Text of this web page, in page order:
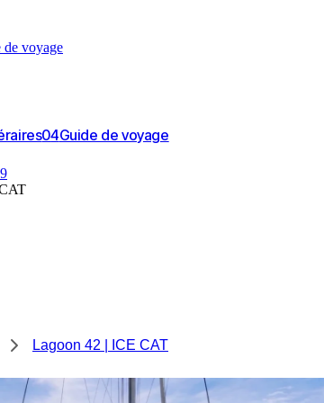
de voyage
04Guide de voyage
Lagoon 42 | ICE CAT